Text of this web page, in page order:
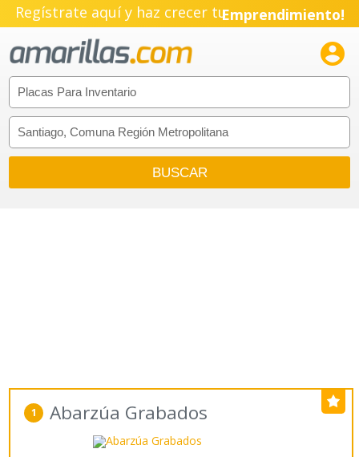
Regístrate aquí y haz crecer tuEmprendimiento!

1 Abarzúa Grabados